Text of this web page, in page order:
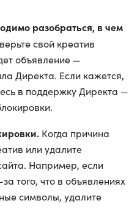
разобраться, в чем
свой креатив
объявление —
Директа. Если кажется,
в поддержку Директа —
Когда причина
или удалите
Например, если
того, что в объявлениях
символы, удалите